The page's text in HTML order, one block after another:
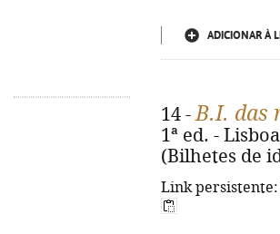
ADICIONAR À
14 -B.I. das
1ª ed. -
(Bilhetes de
Link